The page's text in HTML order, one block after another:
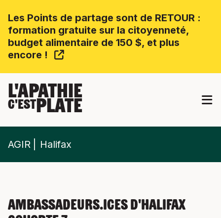
Les Points de partage sont de RETOUR :
formation gratuite sur la citoyenneté,
budget alimentaire de 150 $, et plus
encore !
L'APATHIE
C'ESTPLATE
AGIR Halifax
Ambassadeurs.ices d'Halifax